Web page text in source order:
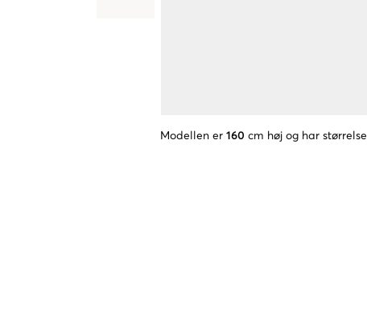
Modellen er 160 cm høj og har størrelse